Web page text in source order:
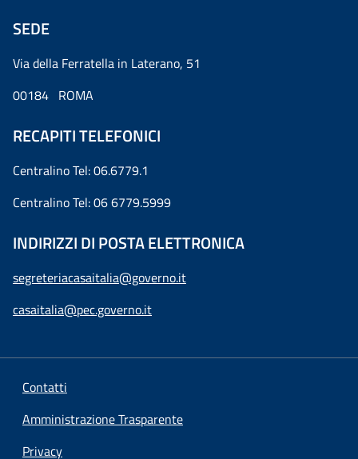
SEDE
Via della Ferratella in Laterano, 51
00184 ROMA
RECAPITI TELEFONICI
Centralino Tel: 06.6779.1
Centralino Tel: 06 6779.5999
INDIRIZZI DI POSTA ELETTRONICA
segreteriacasaitalia@governo.it
casaitalia@pec.governo.it
Contatti
Amministrazione Trasparente
Privacy